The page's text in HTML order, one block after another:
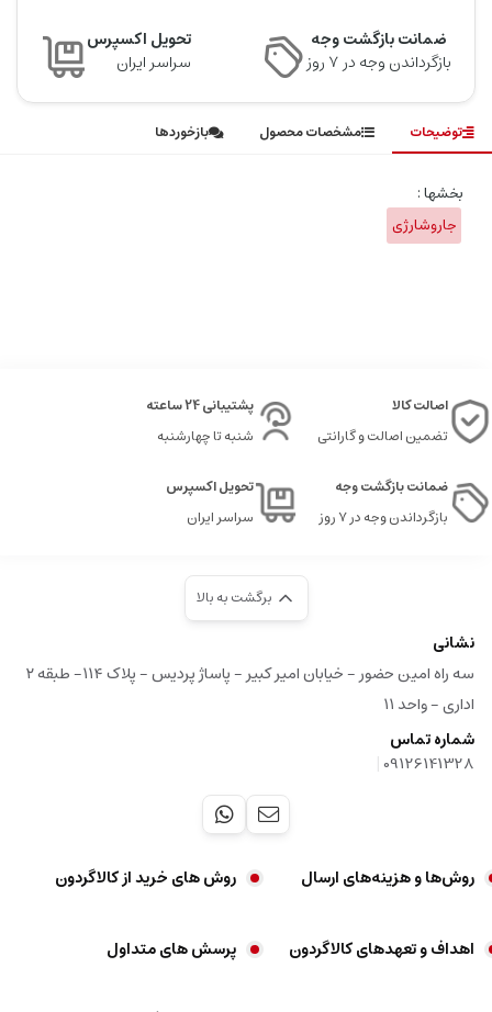
ضمانت بازگشت وجه
بازگرداندن وجه در ۷ روز
تحویل اکسپرس
سراسر ایران
توضیحات مشخصات محصول بازخوردها
بخشها :
جاروشارژی
اصالت کالا
تضمین اصالت و گارانتی
پشتیبانی 24 ساعته
شنبه تا چهارشنبه
ضمانت بازگشت وجه
بازگرداندن وجه در ۷ روز
تحویل اکسپرس
سراسر ایران
برگشت به بالا
نشانی
سه راه امین حضور - خیابان امیر کبیر - پاساژ پردیس - پلاک ۱۱۴- طبقه ۲
اداری - واحد ۱۱
شماره تماس
09126141328
|
روش‌ها و هزینه‌های ارسال روش های خرید از کالاگردون
اهداف و تعهد‌های کالاگردون پرسش های متداول